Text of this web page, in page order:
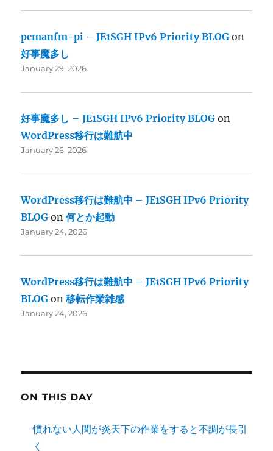
pcmanfm-pi – JE1SGH IPv6 Priority BLOG on
好事魔多し
January 29, 2026
好事魔多し – JE1SGH IPv6 Priority BLOG on
WordPress移行は難航中
January 26, 2026
WordPress移行は難航中 – JE1SGH IPv6 Priority
BLOG on何とか起動
January 24, 2026
WordPress移行は難航中 – JE1SGH IPv6 Priority
BLOG on移転作業雑感
January 24, 2026
ON THIS DAY
慣れない人間が炎天下の作業をすると不調が長引
く